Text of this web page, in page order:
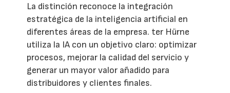
La distinción reconoce la integración
estratégica de la inteligencia artificial en
diferentes áreas de la empresa. ter Hürne
utiliza la IA con un objetivo claro: optimizar
procesos, mejorar la calidad del servicio y
generar un mayor valor añadido para
distribuidores y clientes finales.